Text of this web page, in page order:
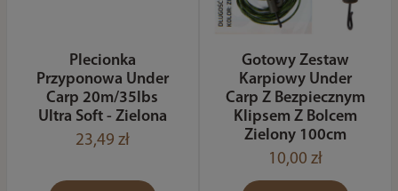
Plecionka
Przyponowa Under
Carp 20m/35lbs
Ultra Soft - Zielona
23,49 zł
Gotowy Zestaw
Karpiowy Under
Carp Z Bezpiecznym
Klipsem Z Bolcem
Zielony 100cm
10,00 zł